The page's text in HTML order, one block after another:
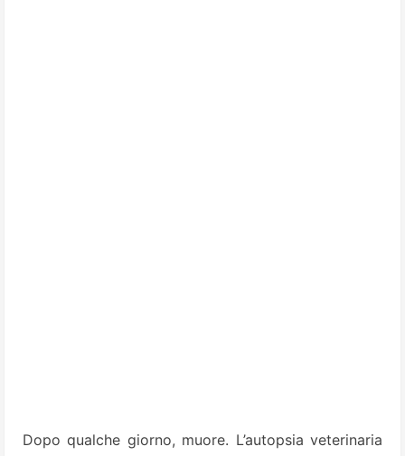
Dopo qualche giorno, muore. L’autopsia veterinaria